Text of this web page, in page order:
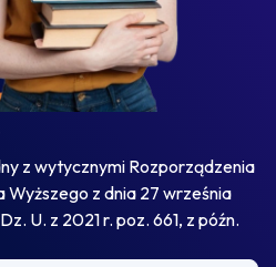
z wytycznymi Rozporządzenia
Wyższego z dnia 27 września
U. z 2021 r. poz. 661, z późn.